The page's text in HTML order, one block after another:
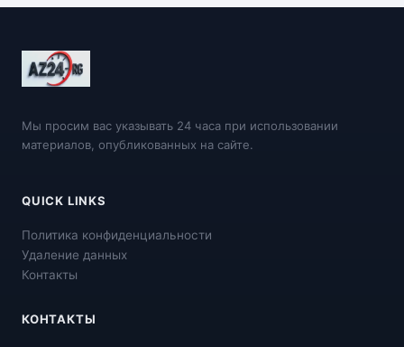
Мы просим вас указывать 24 часа при использовании
материалов, опубликованных на сайте.
QUICK LINKS
Политика конфиденциальности
Удаление данных
Контакты
КОНТАКТЫ